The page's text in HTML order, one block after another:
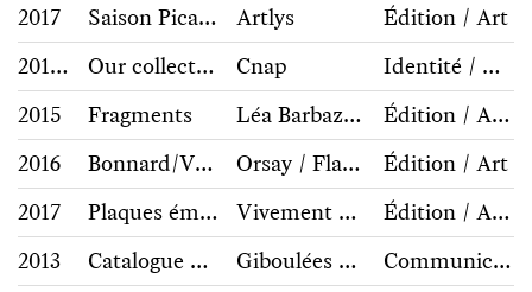
2017
Saison Picasso Artlys
Édition / Art
2016-2018
Our collection is yours Cnap
Identité / Communication
2015
Fragments Léa Barbazanges
Édition / Art contemporain
2016
Bonnard/Vuillard Orsay / Flammarion
Édition / Art
2017
Plaques émaillées Vivement Dimanche
Édition / Archive, collection, histoire
2013
Catalogue de l’espace Giboulées Gallimard jeunesse Communication éditoriale / jeunesse